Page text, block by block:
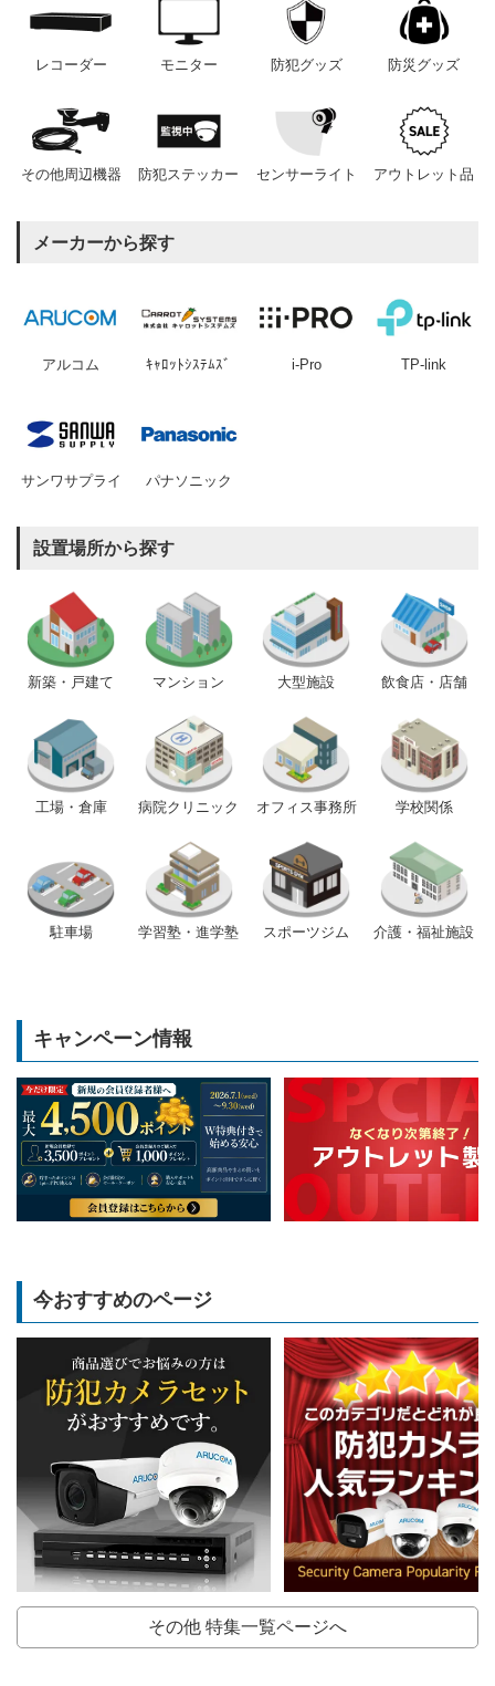
レコーダー モニター 防犯グッズ 防災グッズ
その他周辺機器 防犯ステッカー センサーライト アウトレット品
メーカーから探す
アルコム ｷｬﾛｯﾄｼｽﾃﾑｽﾞ i-Pro TP-link
サンワサプライ パナソニック
設置場所から探す
新築・戸建て マンション 大型施設 飲食店・店舗
工場・倉庫 病院クリニック オフィス事務所 学校関係
駐車場 学習塾・進学塾 スポーツジム 介護・福祉施設
キャンペーン情報
今おすすめのページ
その他 特集一覧ページへ